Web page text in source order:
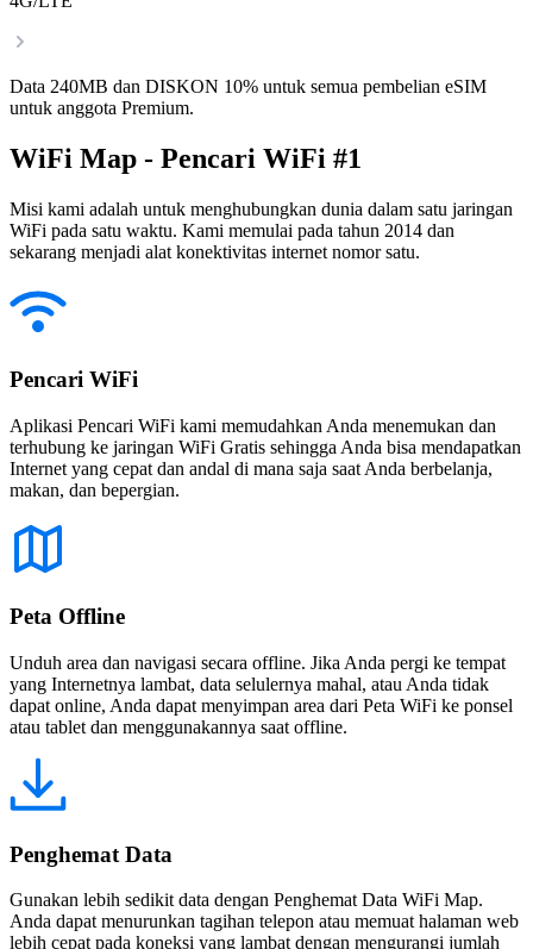
Data 240MB dan DISKON 10% untuk semua pembelian eSIM
untuk anggota Premium.
WiFi Map - Pencari WiFi #1
Misi kami adalah untuk menghubungkan dunia dalam satu jaringan
WiFi pada satu waktu. Kami memulai pada tahun 2014 dan
sekarang menjadi alat konektivitas internet nomor satu.
Pencari WiFi
Aplikasi Pencari WiFi kami memudahkan Anda menemukan dan
terhubung ke jaringan WiFi Gratis sehingga Anda bisa mendapatkan
Internet yang cepat dan andal di mana saja saat Anda berbelanja,
makan, dan bepergian.
Peta Offline
Unduh area dan navigasi secara offline. Jika Anda pergi ke tempat
yang Internetnya lambat, data selulernya mahal, atau Anda tidak
dapat online, Anda dapat menyimpan area dari Peta WiFi ke ponsel
atau tablet dan menggunakannya saat offline.
Penghemat Data
Gunakan lebih sedikit data dengan Penghemat Data WiFi Map.
Anda dapat menurunkan tagihan telepon atau memuat halaman web
lebih cepat pada koneksi yang lambat dengan mengurangi jumlah